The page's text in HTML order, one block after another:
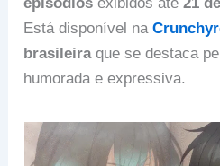
Está disponível na
brasileiraque se destaca
humorada e expressiva.